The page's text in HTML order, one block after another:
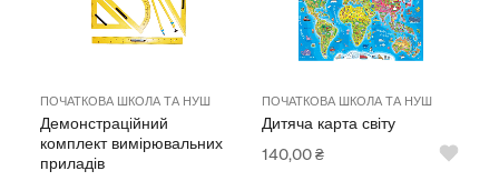
ПОЧАТКОВА ШКОЛА ТА НУШ
Демонстраційний
комплект вимірювальних
приладів
ПОЧАТКОВА ШКОЛА ТА НУШ
Дитяча карта світу
140,00₴